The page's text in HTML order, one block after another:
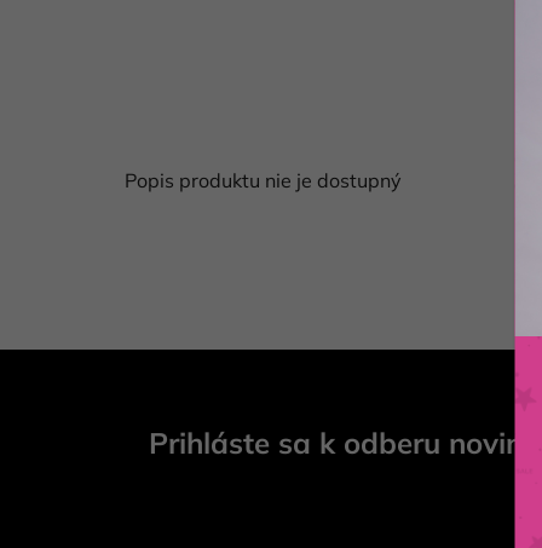
Popis produktu nie je dostupný
Prihláste sa k odberu noviniek